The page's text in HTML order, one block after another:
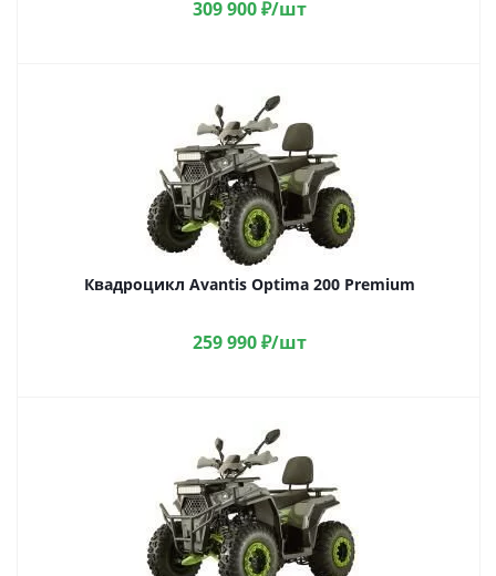
309 900₽/шт
Квадроцикл Avantis Optima 200 Premium
259 990₽/шт